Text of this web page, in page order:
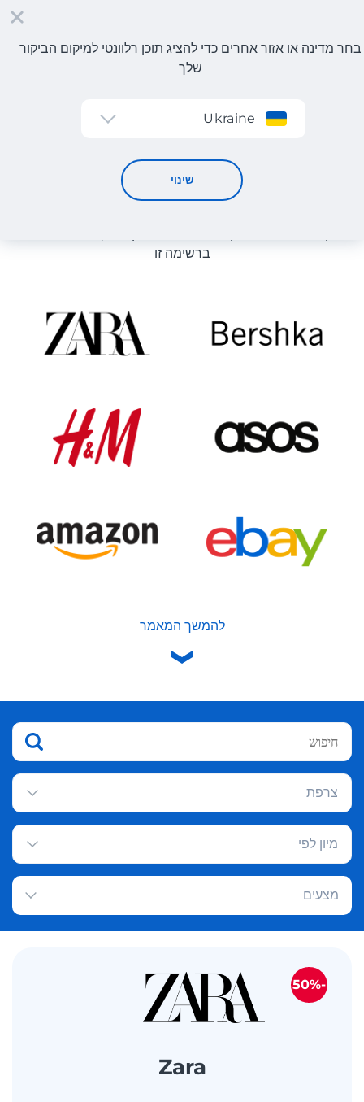
בחר מדינה או אזור אחרים כדי להציג תוכן רלוונטי למיקום הביקור
שלך
Ukraine
שינוי
קטלוג חנויות
קטלוג חנויות
ברשימה זו
להמשך המאמר
צרפת
מיון לפי
מצעים
Zara
-50%